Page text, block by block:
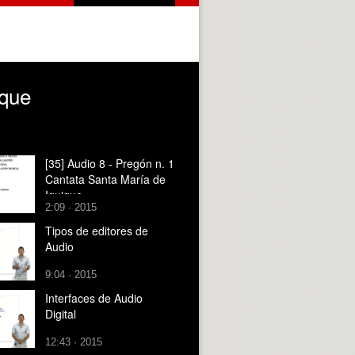
[35] Audio 8 - Pregón n. 1
Cantata Santa María de
Iquique
2:09 · 2015
Tipos de editores de
Audio
9:04 · 2015
Interfaces de Audio
Digital
12:43 · 2015